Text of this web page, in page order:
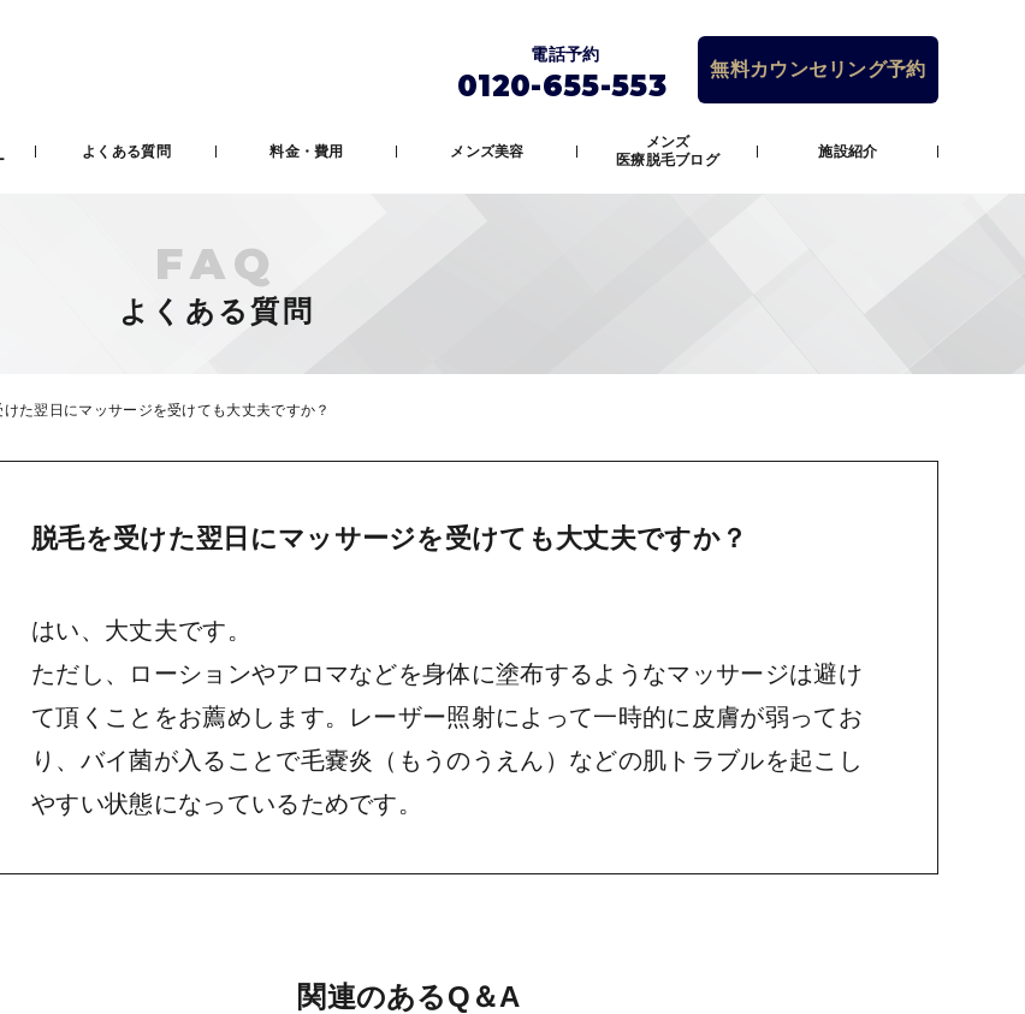
電話予約
0120-655-553 無料カウンセリング予約
よくある質問 料金・費用 メンズ美容
メンズ
医療脱毛ブログ
施設紹介
FAQ
よくある質問
けた翌日にマッサージを受けても大丈夫ですか？
脱毛を受けた翌日にマッサージを受けても大丈夫ですか？
はい、大丈夫です。
ただし、ローションやアロマなどを身体に塗布するようなマッサージは避け
て頂くことをお薦めします。レーザー照射によって一時的に皮膚が弱ってお
り、バイ菌が入ることで毛嚢炎（もうのうえん）などの肌トラブルを起こし
やすい状態になっているためです。
関連のあるQ＆A